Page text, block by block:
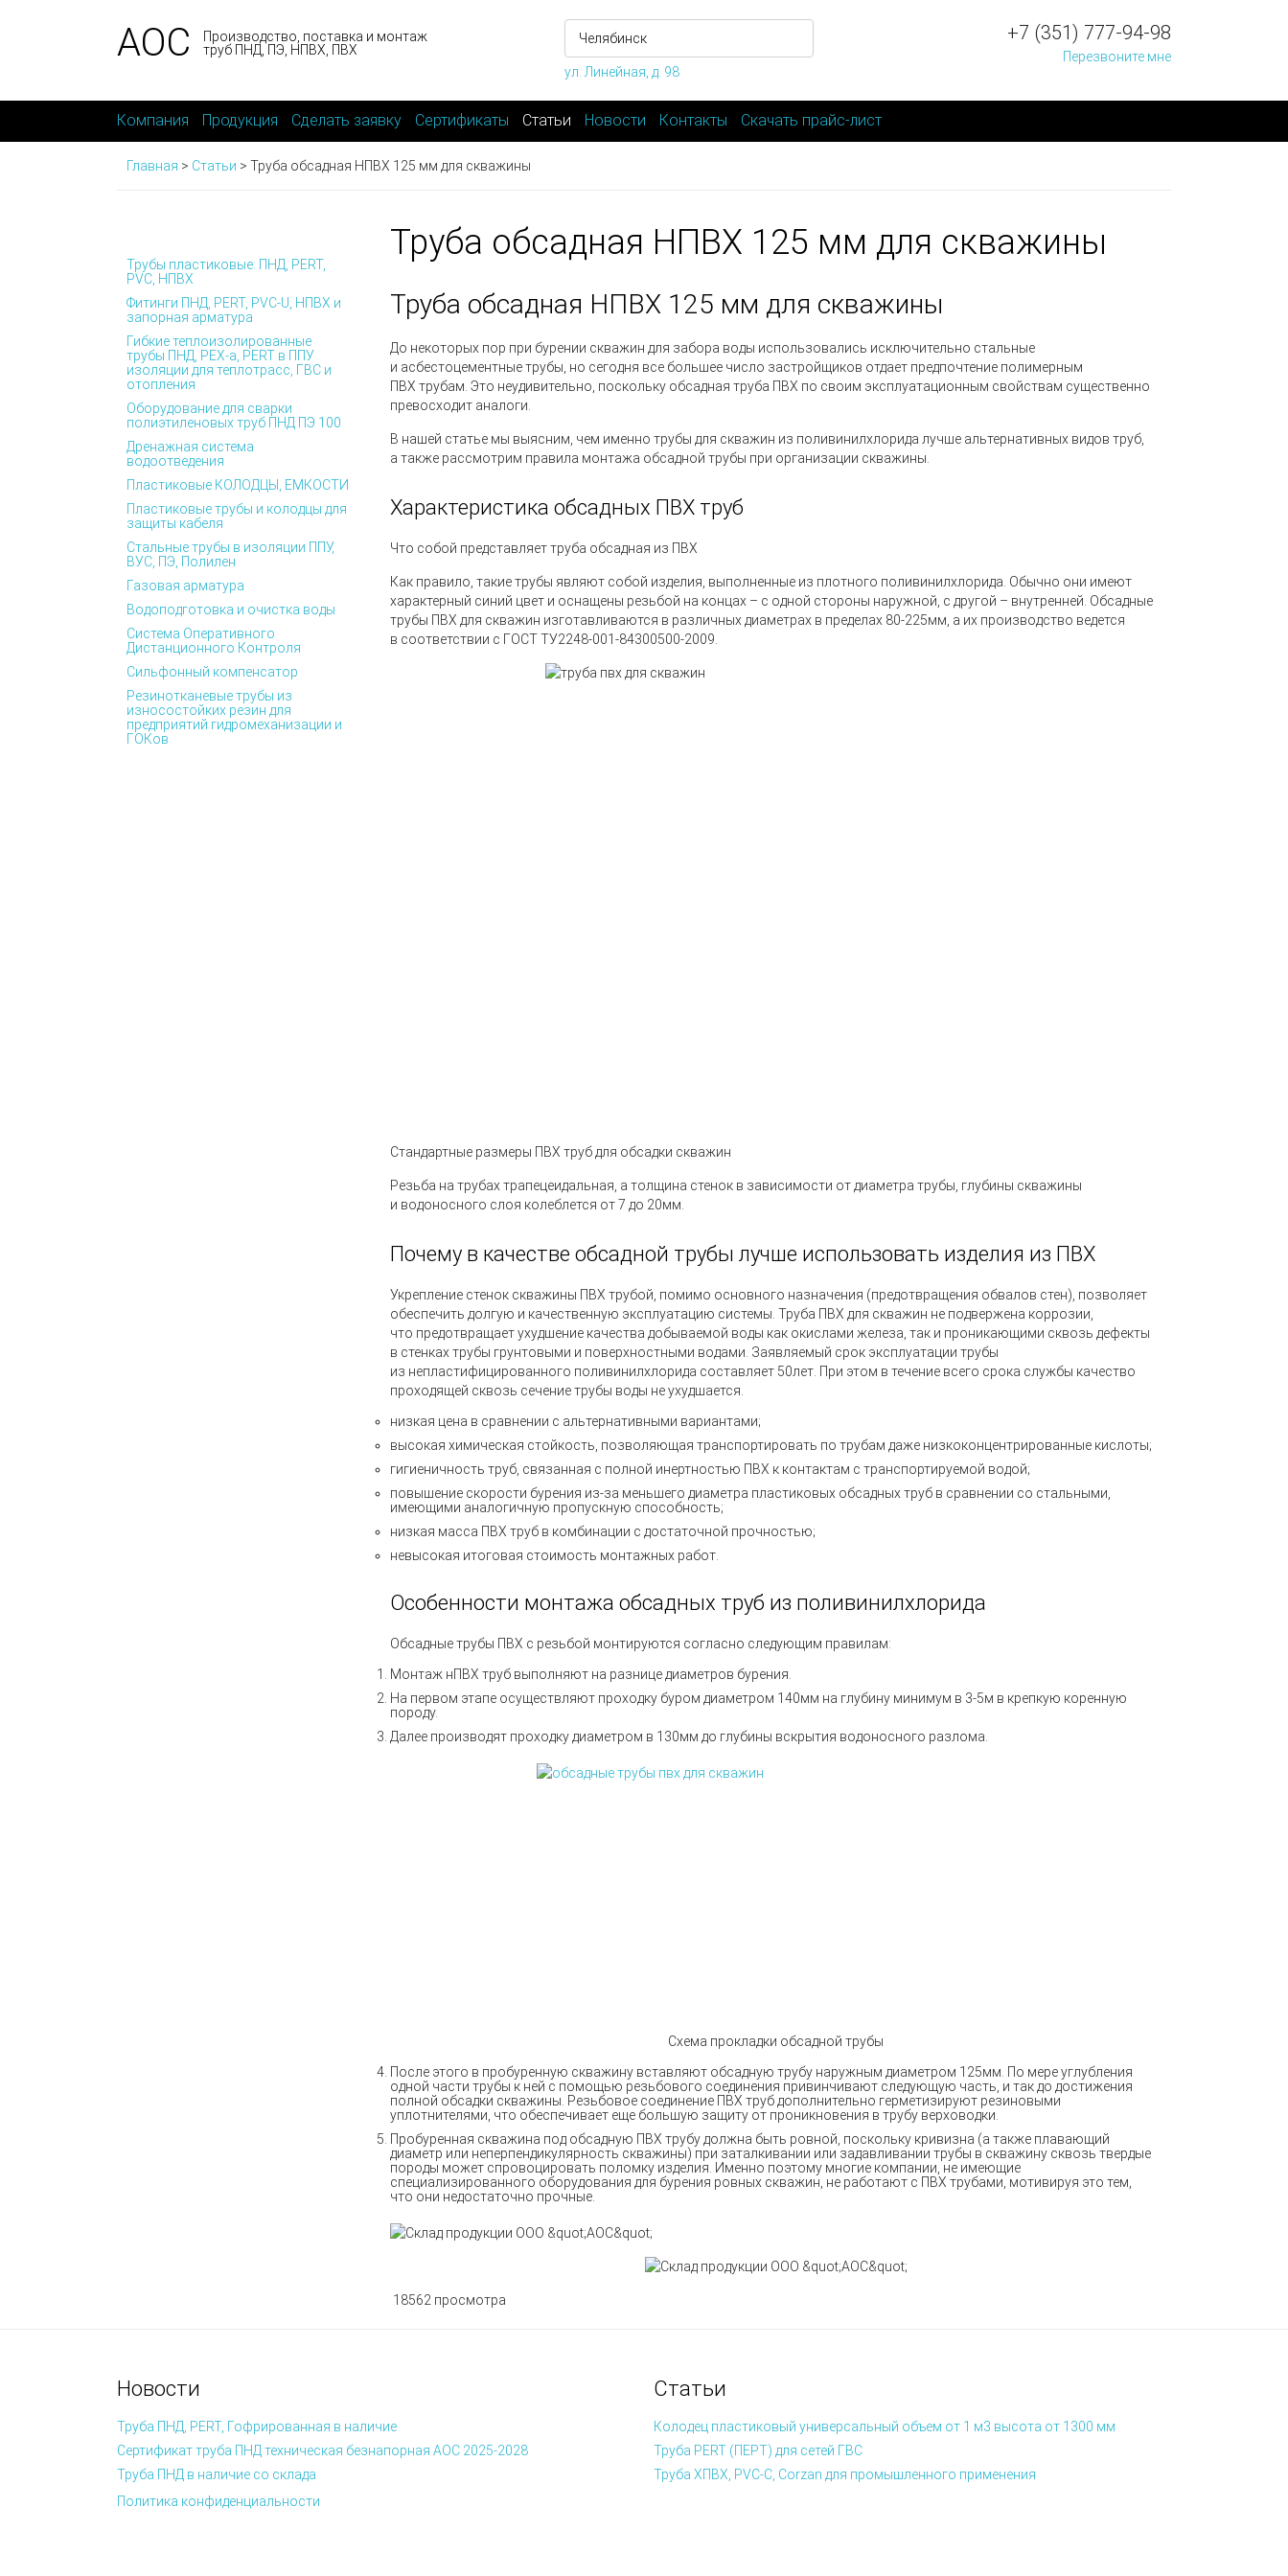
АОС
Производство, поставка и монтаж
труб ПНД, ПЭ, НПВХ, ПВХ
ул. Линейная, д. 98
+7 (351) 777-94-98
Перезвоните мне
Компания Продукция Сделать заявку Сертификаты Статьи Новости Контакты Скачать прайс-лист
Главная > Статьи > Труба обсадная НПВХ 125 мм для скважины
Труба обсадная НПВХ 125 мм для скважины
Труба обсадная НПВХ 125 мм для скважины
До некоторых пор при бурении скважин для забора воды использовались исключительно стальные
и асбестоцементные трубы, но сегодня все большее число застройщиков отдает предпочтение полимерным
ПВХ трубам. Это неудивительно, поскольку обсадная труба ПВХ по своим эксплуатационным свойствам существенно
превосходит аналоги.
В нашей статье мы выясним, чем именно трубы для скважин из поливинилхлорида лучше альтернативных видов труб,
а также рассмотрим правила монтажа обсадной трубы при организации скважины.
Характеристика обсадных ПВХ труб
Что собой представляет труба обсадная из ПВХ
Как правило, такие трубы являют собой изделия, выполненные из плотного поливинилхлорида. Обычно они имеют
характерный синий цвет и оснащены резьбой на концах – с одной стороны наружной, с другой – внутренней. Обсадные
трубы ПВХ для скважин изготавливаются в различных диаметрах в пределах 80-225мм, а их производство ведется
в соответствии с ГОСТ ТУ2248-001-84300500-2009.
Стандартные размеры ПВХ труб для обсадки скважин
Резьба на трубах трапецеидальная, а толщина стенок в зависимости от диаметра трубы, глубины скважины
и водоносного слоя колеблется от 7 до 20мм.
Почему в качестве обсадной трубы лучше использовать изделия из ПВХ
Укрепление стенок скважины ПВХ трубой, помимо основного назначения (предотвращения обвалов стен), позволяет
обеспечить долгую и качественную эксплуатацию системы. Труба ПВХ для скважин не подвержена коррозии,
что предотвращает ухудшение качества добываемой воды как окислами железа, так и проникающими сквозь дефекты
в стенках трубы грунтовыми и поверхностными водами. Заявляемый срок эксплуатации трубы
из непластифицированного поливинилхлорида составляет 50лет. При этом в течение всего срока службы качество
проходящей сквозь сечение трубы воды не ухудшается.
низкая цена в сравнении с альтернативными вариантами;
высокая химическая стойкость, позволяющая транспортировать по трубам даже низкоконцентрированные кислоты;
гигиеничность труб, связанная с полной инертностью ПВХ к контактам с транспортируемой водой;
повышение скорости бурения из-за меньшего диаметра пластиковых обсадных труб в сравнении со стальными,
имеющими аналогичную пропускную способность;
низкая масса ПВХ труб в комбинации с достаточной прочностью;
невысокая итоговая стоимость монтажных работ.
Особенности монтажа обсадных труб из поливинилхлорида
Обсадные трубы ПВХ с резьбой монтируются согласно следующим правилам:
Монтаж нПВХ труб выполняют на разнице диаметров бурения.
На первом этапе осуществляют проходку буром диаметром 140мм на глубину минимум в 3-5м в крепкую коренную
породу.
Далее производят проходку диаметром в 130мм до глубины вскрытия водоносного разлома.
Схема прокладки обсадной трубы
После этого в пробуренную скважину вставляют обсадную трубу наружным диаметром 125мм. По мере углубления
одной части трубы к ней с помощью резьбового соединения привинчивают следующую часть, и так до достижения
полной обсадки скважины. Резьбовое соединение ПВХ труб дополнительно герметизируют резиновыми
уплотнителями, что обеспечивает еще большую защиту от проникновения в трубу верховодки.
Пробуренная скважина под обсадную ПВХ трубу должна быть ровной, поскольку кривизна (а также плавающий
диаметр или неперпендикулярность скважины) при заталкивании или задавливании трубы в скважину сквозь твердые
породы может спровоцировать поломку изделия. Именно поэтому многие компании, не имеющие
специализированного оборудования для бурения ровных скважин, не работают с ПВХ трубами, мотивируя это тем,
что они недостаточно прочные.
18562 просмотра
Трубы пластиковые: ПНД, PERT,
PVC, НПВХ
Фитинги ПНД, PERT, PVC-U, НПВХ и
запорная арматура
Гибкие теплоизолированные
трубы ПНД, PEX-а, PERT в ППУ
изоляции для теплотрасс, ГВС и
отопления
Оборудование для сварки
полиэтиленовых труб ПНД ПЭ 100
Дренажная система
водоотведения
Пластиковые КОЛОДЦЫ, ЕМКОСТИ
Пластиковые трубы и колодцы для
защиты кабеля
Стальные трубы в изоляции ППУ,
ВУС, ПЭ, Полилен
Газовая арматура
Водоподготовка и очистка воды
Система Оперативного
Дистанционного Контроля
Сильфонный компенсатор
Резинотканевые трубы из
износостойких резин для
предприятий гидромеханизации и
ГОКов
Новости
Труба ПНД, PERT, Гофрированная в наличие
Сертификат труба ПНД техническая безнапорная АОС 2025-2028
Труба ПНД в наличие со склада
Статьи
Колодец пластиковый универсальный объем от 1 м3 высота от 1300 мм
Труба PERT (ПЕРТ) для сетей ГВС
Труба ХПВХ, PVC-C, Corzan для промышленного применения
Политика конфиденциальности